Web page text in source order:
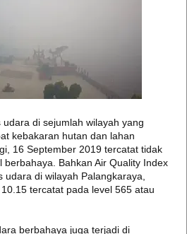
udara di sejumlah wilayah yang
kebakaran hutan dan lahan
16 September 2019 tercatat tidak
Bahkan Air Quality Index
di wilayah Palangkaraya,
tercatat pada level 565 atau
berbahaya juga terjadi di